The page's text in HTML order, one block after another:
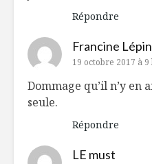
Répondre
Francine
19 octobre 2017 à
Dommage qu’il n’y en
seule.
Répondre
LE must